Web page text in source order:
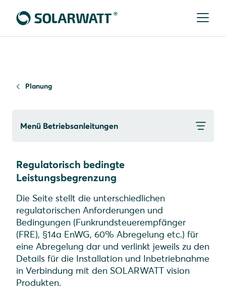
Planung
Menü Betriebsanleitungen
Regulatorisch bedingte
Leistungsbegrenzung
Die Seite stellt die unterschiedlichen
regulatorischen Anforderungen und
Bedingungen (Funkrundsteuerempfänger
(FRE), §14a EnWG, 60% Abregelung etc.) für
eine Abregelung dar und verlinkt jeweils zu den
Details für die Installation und Inbetriebnahme
in Verbindung mit den SOLARWATT vision
Produkten.